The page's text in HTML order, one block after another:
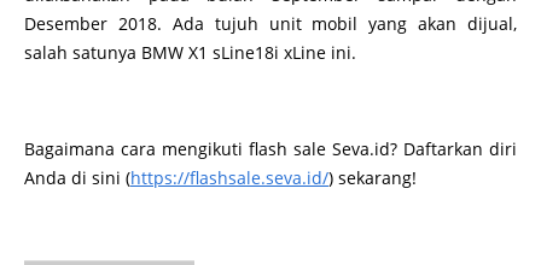
Desember 2018. Ada tujuh unit mobil yang akan dijual,
salah satunya BMW X1 sLine18i xLine ini.
Bagaimana cara mengikuti flash sale Seva.id? Daftarkan diri
Anda di sini (https://flashsale.seva.id/) sekarang!